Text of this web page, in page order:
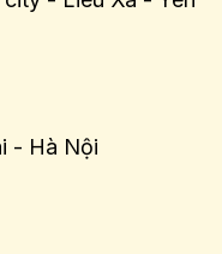
- Hà Nội